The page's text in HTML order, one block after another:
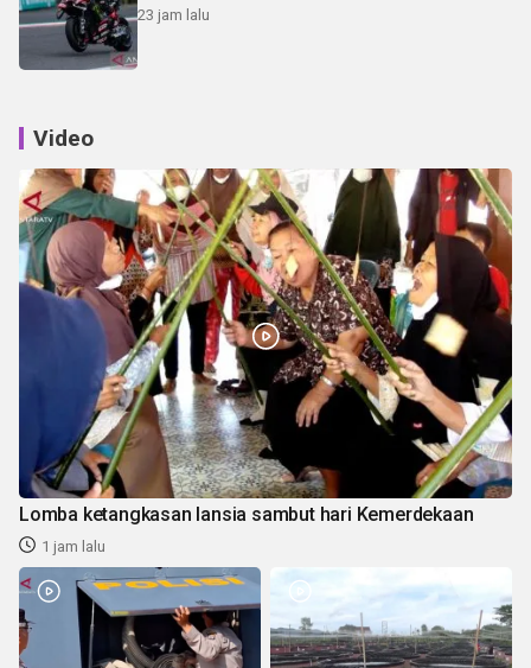
23 jam lalu
Video
Lomba ketangkasan lansia sambut hari Kemerdekaan
1 jam lalu